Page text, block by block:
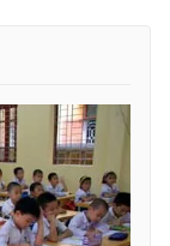
483/GP-BTTTT